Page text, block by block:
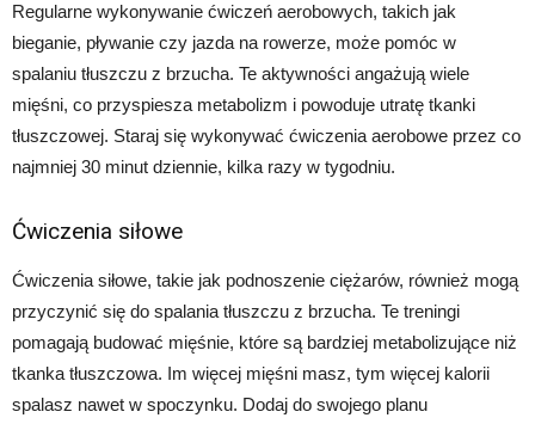
Regularne wykonywanie ćwiczeń aerobowych, takich jak
bieganie, pływanie czy jazda na rowerze, może pomóc w
spalaniu tłuszczu z brzucha. Te aktywności angażują wiele
mięśni, co przyspiesza metabolizm i powoduje utratę tkanki
tłuszczowej. Staraj się wykonywać ćwiczenia aerobowe przez co
najmniej 30 minut dziennie, kilka razy w tygodniu.
Ćwiczenia siłowe
Ćwiczenia siłowe, takie jak podnoszenie ciężarów, również mogą
przyczynić się do spalania tłuszczu z brzucha. Te treningi
pomagają budować mięśnie, które są bardziej metabolizujące niż
tkanka tłuszczowa. Im więcej mięśni masz, tym więcej kalorii
spalasz nawet w spoczynku. Dodaj do swojego planu